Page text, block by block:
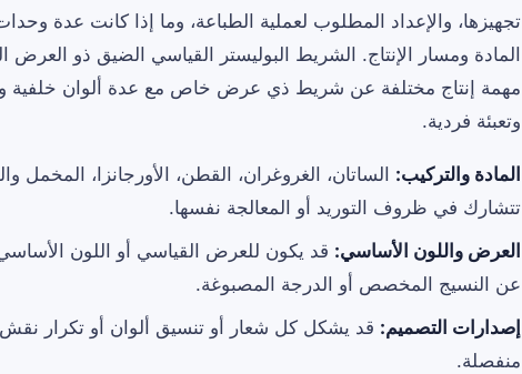
المادة ومسار الإنتاج. الشريط البوليستر القياسي الضيق ذو
مهمة إنتاج مختلفة عن شريط ذي عرض خاص مع عدة ألوان خلفية
وتعبئة فردية.
المادة والتركيب: الساتان، الغروغران، القطن، الأورجانزا، المخمل
تتشارك في ظروف التوريد أو المعالجة نفسها.
العرض واللون الأساسي: قد يكون للعرض القياسي أو اللون
عن النسيج المخصص أو الدرجة المصبوغة.
إصدارات التصميم: قد يشكل كل شعار أو تنسيق ألوان أو تكرار
منفصلة.